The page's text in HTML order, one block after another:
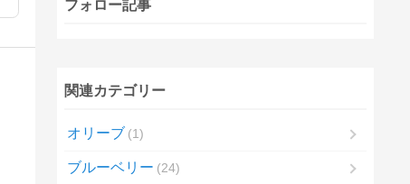
フォロー記事
関連カテゴリー
オリーブ 1
ブルーベリー 24